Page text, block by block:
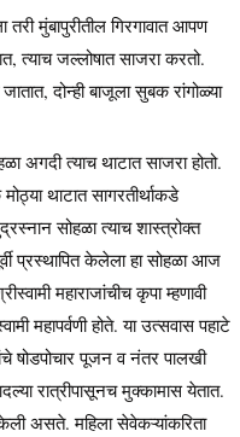
मुंबापुरीतील गिरगावात आपण
त्याच जल्लोषात साजरा करतो.
दोन्ही बाजूला सुबक रांगोळ्या
अगदी त्याच थाटात साजरा होतो.
थाटात सागरतीर्थाकडे
सोहळा त्याच शास्त्रोक्त
प्रस्थापित केलेला हा सोहळा आज
महाराजांचीच कृपा म्हणावी
महापर्वणी होते. या उत्सवास पहाटे
षोडपोचार पूजन व नंतर पालखी
रात्रीपासूनच मुक्कामास येतात.
असते. महिला सेवेकऱ्यांकरिता